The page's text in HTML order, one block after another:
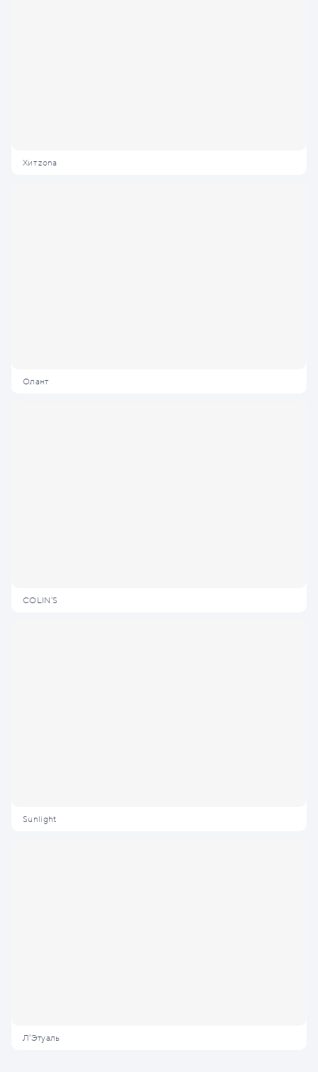
Хит zona
Олант
COLIN'S
Sunlight
Л'Этуаль